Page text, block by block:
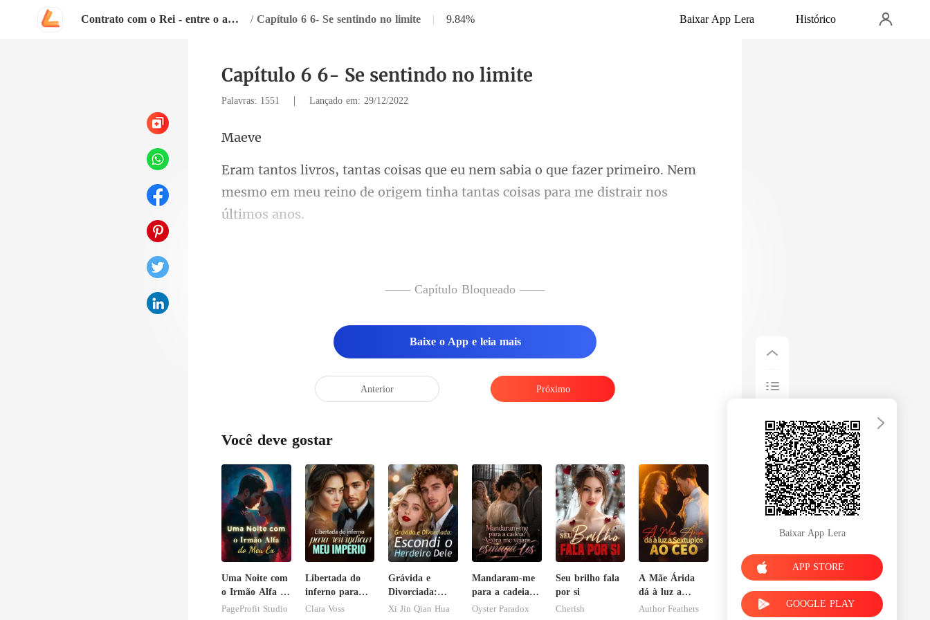
Contrato com o Rei - entre o amor e a vingança / Capítulo 6 6- Se sentindo no limite | 9.84% Baixar App Lera Histórico
Capítulo 6 6- Se sentindo no limite
Palavras: 1551 | Lançado em: 29/12/2022
a
que fazer primeiro. Nem
mesmo em meu reino de origem
—— Capítulo Bloqueado ——
Baixe o App e leia mais
Anterior Próximo
Você deve gostar
Uma Noite com
o Irmão Alfa do
Meu Ex
PageProfit Studio
Libertada do
inferno para
reivindicar meu
Clara Voss
Grávida e
Divorciada:
Escondi o
Xi Jin Qian Hua
Mandaram-me
para a cadeia?
Agora me
Oyster Paradox
Seu brilho fala
por si
Cherish
A Mãe Árida
dá à luz a
Sextuplos ao
Author Feathers
Baixar App Lera
APP STORE
GOOGLE PLAY